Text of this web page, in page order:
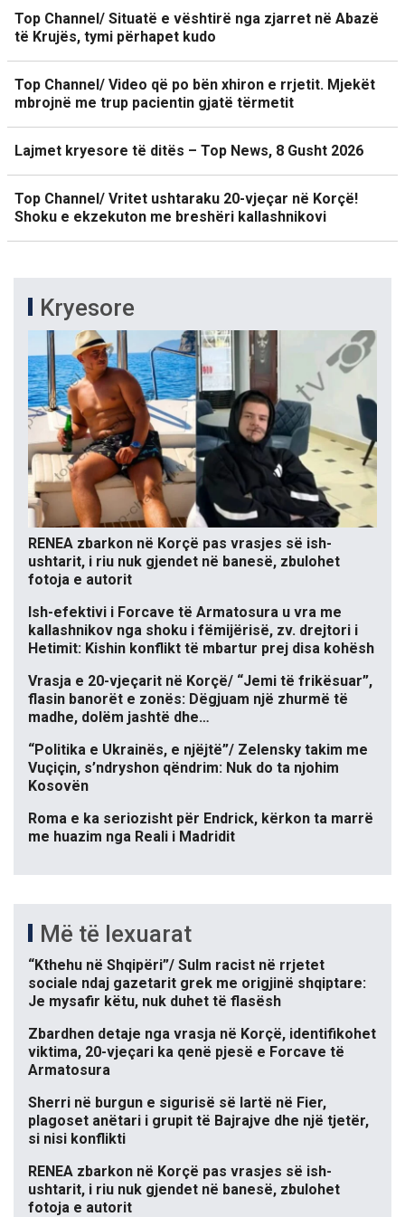
Top Channel/ Situatë e vështirë nga zjarret në Abazë
të Krujës, tymi përhapet kudo
Top Channel/ Video që po bën xhiron e rrjetit. Mjekët
mbrojnë me trup pacientin gjatë tërmetit
Lajmet kryesore të ditës – Top News, 8 Gusht 2026
Top Channel/ Vritet ushtaraku 20-vjeçar në Korçë!
Shoku e ekzekuton me breshëri kallashnikovi
Kryesore
RENEA zbarkon në Korçë pas vrasjes së ish-
ushtarit, i riu nuk gjendet në banesë, zbulohet
fotoja e autorit
Ish-efektivi i Forcave të Armatosura u vra me
kallashnikov nga shoku i fëmijërisë, zv. drejtori i
Hetimit: Kishin konflikt të mbartur prej disa kohësh
Vrasja e 20-vjeçarit në Korçë/ “Jemi të frikësuar”,
flasin banorët e zonës: Dëgjuam një zhurmë të
madhe, dolëm jashtë dhe…
“Politika e Ukrainës, e njëjtë”/ Zelensky takim me
Vuçiçin, s’ndryshon qëndrim: Nuk do ta njohim
Kosovën
Roma e ka seriozisht për Endrick, kërkon ta marrë
me huazim nga Reali i Madridit
Më të lexuarat
“Kthehu në Shqipëri”/ Sulm racist në rrjetet
sociale ndaj gazetarit grek me origjinë shqiptare:
Je mysafir këtu, nuk duhet të flasësh
Zbardhen detaje nga vrasja në Korçë, identifikohet
viktima, 20-vjeçari ka qenë pjesë e Forcave të
Armatosura
Sherri në burgun e sigurisë së lartë në Fier,
plagoset anëtari i grupit të Bajrajve dhe një tjetër,
si nisi konflikti
RENEA zbarkon në Korçë pas vrasjes së ish-
ushtarit, i riu nuk gjendet në banesë, zbulohet
fotoja e autorit